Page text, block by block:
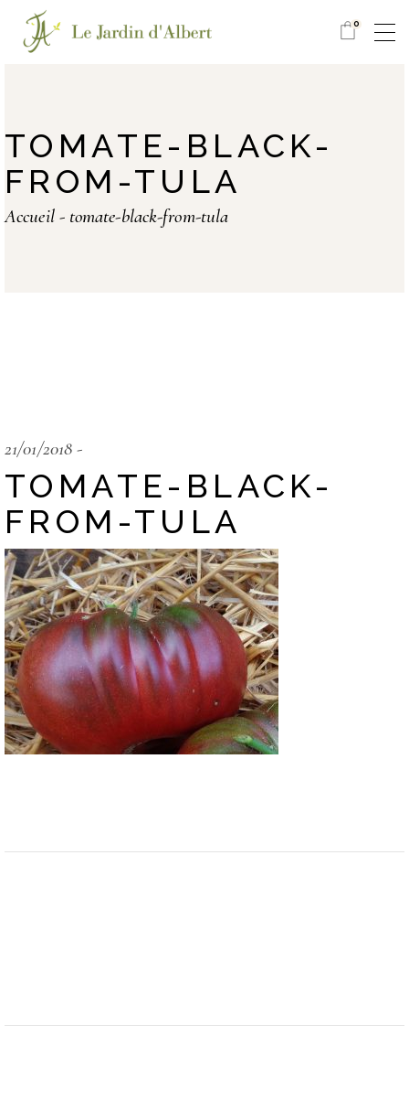
0
TOMATE-BLACK-
FROM-TULA
Accueil tomate-black-from-tula
21/01/2018
TOMATE-BLACK-
FROM-TULA